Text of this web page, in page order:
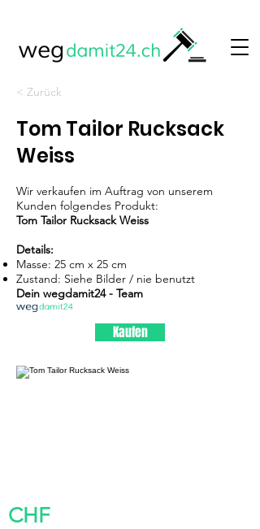
< Zurück
Tom Tailor Rucksack
Weiss
Wir verkaufen im Auftrag von unserem
Kunden folgendes Produkt:
Tom Tailor Rucksack Weiss
Details:
Masse: 25 cm x 25 cm
Zustand: Siehe Bilder / nie benutzt
Dein wegdamit24 - Team
Kaufen
CHF